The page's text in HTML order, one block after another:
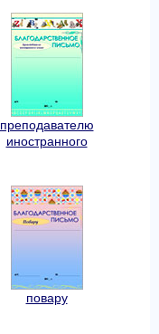
преподавателю
иностранного
повару